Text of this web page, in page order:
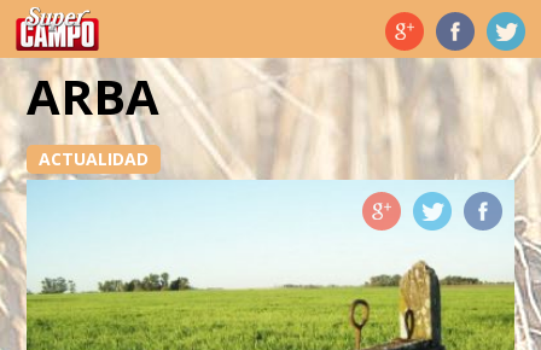
Temas de hoy
ARBA
ACTUALIDAD